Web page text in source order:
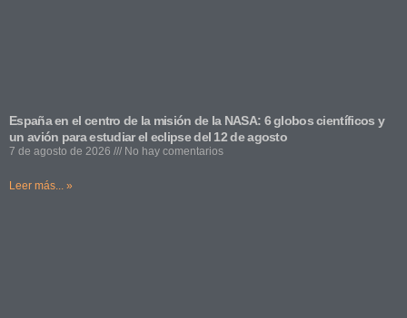
España en el centro de la misión de la NASA: 6 globos científicos y
un avión para estudiar el eclipse del 12 de agosto
7 de agosto de 2026 No hay comentarios
Leer más... »